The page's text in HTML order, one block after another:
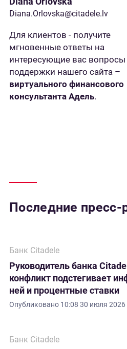
Diana.Orlovska@citadele.lv
Для клиентов - получите
мгновенные ответы на
интересующие вас
поддержки нашего сайта –
виртуального финансового
консультанта Адель.
Последние пресс-
Банк Citadele
Руководитель банка
конфликт подстегивает
ней и процентные ставки
Опубликовано 10:08 30 июля 2026
Банк Citadele